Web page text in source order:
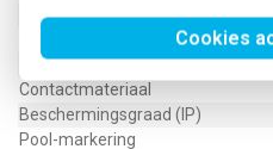
Cookies
Vervuilingsgraad
Mechanische codering
Toegekende stootspanning
Contactmateriaal
Beschermingsgraad (IP)
Pool-markering